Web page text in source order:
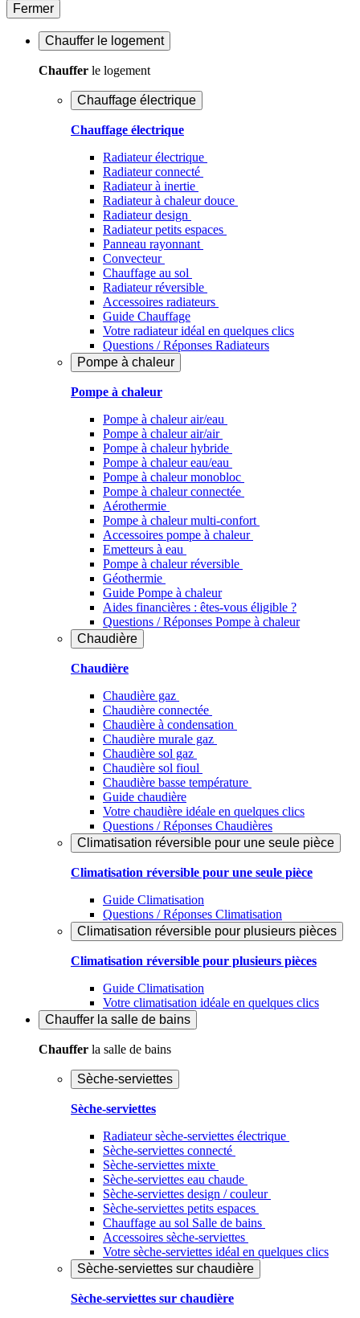
Fermer
Chauffer le logement
Chauffer le logement
Chauffage électrique
Chauffage électrique
Radiateur électrique
Radiateur connecté
Radiateur à inertie
Radiateur à chaleur douce
Radiateur design
Radiateur petits espaces
Panneau rayonnant
Convecteur
Chauffage au sol
Radiateur réversible
Accessoires radiateurs
Guide Chauffage
Votre radiateur idéal en quelques clics
Questions / Réponses Radiateurs
Pompe à chaleur
Pompe à chaleur
Pompe à chaleur air/eau
Pompe à chaleur air/air
Pompe à chaleur hybride
Pompe à chaleur​ eau/eau
Pompe à chaleur monobloc
Pompe à chaleur connectée
Aérothermie
Pompe à chaleur multi-confort
Accessoires pompe à chaleur
Emetteurs à eau
Pompe à chaleur réversible
Géothermie
Guide Pompe à chaleur
Aides financières : êtes-vous éligible ?
Questions / Réponses Pompe à chaleur
Chaudière
Chaudière
Chaudière gaz
Chaudière connectée
Chaudière à condensation
Chaudière murale gaz
Chaudière sol gaz
Chaudière sol fioul
Chaudière basse température
Guide chaudière
Votre chaudière idéale en quelques clics
Questions / Réponses Chaudières
Climatisation réversible pour une seule pièce
Climatisation réversible pour une seule pièce
Guide Climatisation
Questions / Réponses Climatisation
Climatisation réversible pour plusieurs pièces
Climatisation réversible pour plusieurs pièces
Guide Climatisation
Votre climatisation idéale en quelques clics
Chauffer la salle de bains
Chauffer la salle de bains
Sèche-serviettes
Sèche-serviettes
Radiateur sèche-serviettes électrique
Sèche-serviettes connecté
Sèche-serviettes mixte
Sèche-serviettes eau chaude
Sèche-serviettes design / couleur
Sèche-serviettes petits espaces
Chauffage au sol Salle de bains
Accessoires sèche-serviettes
Votre sèche-serviettes idéal en quelques clics
Sèche-serviettes sur chaudière
Sèche-serviettes sur chaudière